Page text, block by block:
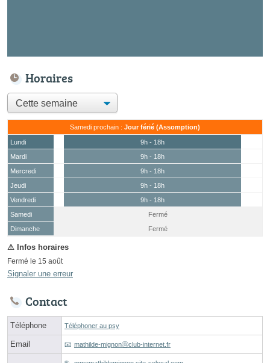
Horaires
Samedi prochain : Jour férié (Assomption)
Lundi
9h - 18h
Mardi
9h - 18h
Mercredi
9h - 18h
Jeudi
9h - 18h
Vendredi
9h - 18h
Samedi
(15 août)
Fermé
Dimanche
Fermé
Fermé le 15 août
Signaler une erreur
Contact
Téléphone Téléphoner au psy
Email mathilde-mignonⓐclub-internet.fr